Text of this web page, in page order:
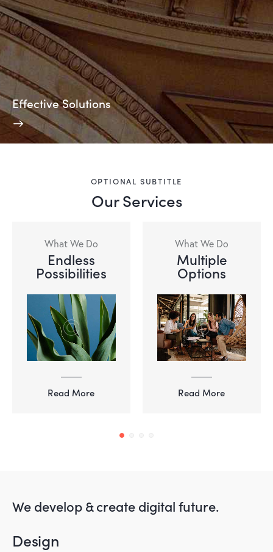
Effective Solutions
OPTIONAL SUBTITLE
Our Services
What We Do
Endless
Possibilities
Read More
What We Do
Multiple
Options
Read More
We develop & create digital future.
Design